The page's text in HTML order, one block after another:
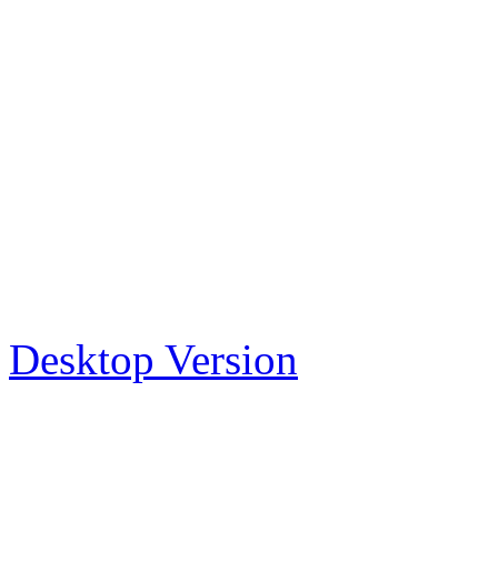
Desktop Version